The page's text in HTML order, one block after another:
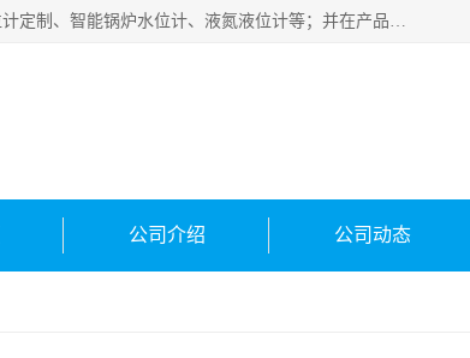
河南福瑞德仪表有限公司是生产销售电容液位计、液氨液位计、小量程液位计定制、智能锅炉水位计、液氮液位计等；并在产品开发、研制的过程中，吸取国内外仪器仪表的技术精华，建立了一支高、精、尖的科研开发队伍，使产品性能不断升级。
公司介绍 公司动态